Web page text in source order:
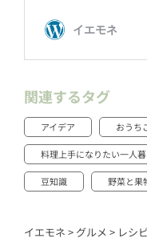
関連するタグ
アイデア おうち
料理上手になりたい一人
豆知識 野菜と果
イエモネ > グルメ > レシ